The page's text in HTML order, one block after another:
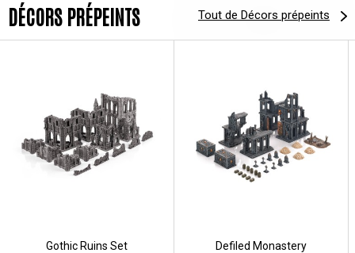
DÉCORS PRÉPEINTS Tout de Décors prépeints
Gothic Ruins Set Defiled Monastery